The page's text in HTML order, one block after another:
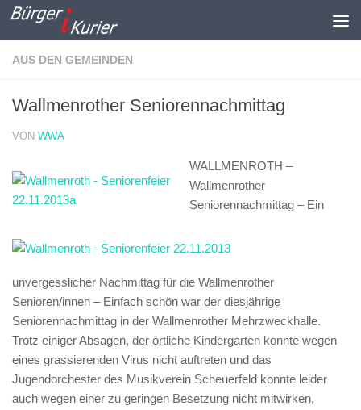
Zum Inhalt springen
AUS DEN GEMEINDEN
Wallmenrother Seniorennachmittag
VON WWA
WALLMENROTH –
Wallmenrother
Seniorennachmittag – Ein
unvergesslicher Nachmittag für die Wallmenrother
Senioren/innen – Einfach schön war der diesjährige
Seniorennachmittag in der Wallmenrother Mehrzweckhalle.
Trotz einiger Absagen, der örtliche Kindergarten konnte wegen
eines grassierenden Virus nicht auftreten und das
Jugendorchester des Musikverein Scheuerfeld konnte leider
auch wegen einer zu geringen Besetzung nicht mitwirken,